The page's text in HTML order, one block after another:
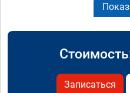
Записаться